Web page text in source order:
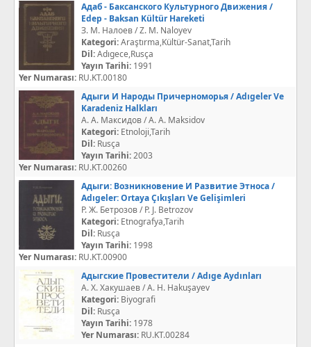
Адаб - Баксанского Культурного Движения /
Edep - Baksan Kültür Hareketi
З. М. Налоев / Z. M. Naloyev
Kategori:Araştırma,Kültür-Sanat,Tarih
Dil:Adıgece,Rusça
Yayın Tarihi: 1991
Yer Numarası: RU.KT.00180
Адыги И Народы Причерноморья / Adıgeler Ve
Karadeniz Halkları
А. А. Максидов / A. A. Maksidov
Kategori: Etnoloji,Tarih
Dil: Rusça
Yayın Tarihi:2003
Yer Numarası: RU.KT.00260
Адыги: Возникновение И Развитие Этноса /
Adıgeler: Ortaya Çıkışları Ve Gelişimleri
Р. Ж. Бетрозов / P. J. Betrozov
Kategori: Etnografya,Tarih
Dil: Rusça
Yayın Tarihi: 1998
Yer Numarası: RU.KT.00900
Адыгские Провестители / Adıge Aydınları
А. Х. Хакушаев / A. H. Hakuşayev
Kategori: Biyografi
Dil: Rusça
Yayın Tarihi: 1978
Yer Numarası: RU.KT.00284